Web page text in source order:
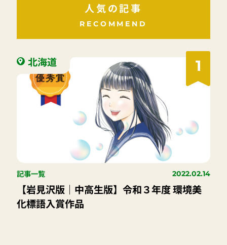
人気の記事
RECOMMEND
1
北海道
記事一覧 2022.02.14
【岩見沢版｜中高生版】令和３年度 環境美
化標語入賞作品